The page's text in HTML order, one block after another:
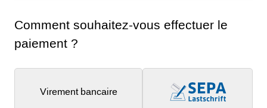
Comment souhaitez-vous effectuer le
paiement ?
Virement bancaire